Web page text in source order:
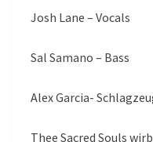
Josh Lane – Vocals
Sal Samano – Bass
Alex Garcia-
Thee Sacred Souls